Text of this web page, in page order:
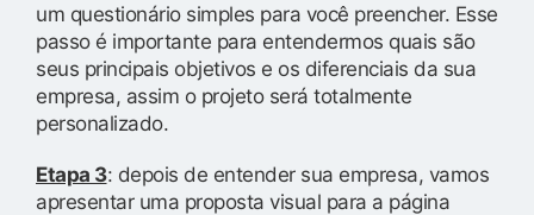
um questionário simples para você preencher. Esse
passo é importante para entendermos quais são
seus principais objetivos e os diferenciais da sua
empresa, assim o projeto será totalmente
personalizado.
Etapa 3: depois de entender sua empresa, vamos
apresentar uma proposta visual para a página